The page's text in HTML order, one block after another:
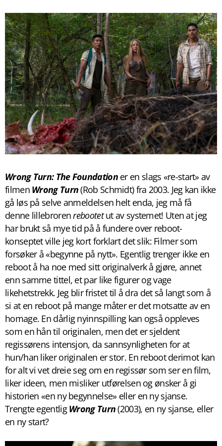
Wrong Turn: The Foundationer en slags «re-start» av
filmen Wrong Turn(Rob Schmidt) fra 2003. Jeg kan ikke
gå løs på selve anmeldelsen helt enda, jeg må få
denne lillebrorenrebootetut av systemet! Uten at jeg
har brukt så mye tid på å fundere over reboot-
konseptet ville jeg kort forklart det slik: Filmer som
forsøker å «begynne på nytt». Egentlig trenger ikke en
reboot å ha noe med sitt originalverk å gjøre, annet
enn samme tittel, et par like figurer og vage
likehetstrekk. Jeg blir fristet til å dra det så langt som å
si at en reboot på mange måter er det motsatte av en
homage. En dårlig nyinnspilling kan også oppleves
som en hån til originalen, men det er sjeldent
regissørens intensjon, da sannsynligheten for at
hun/han liker originalen er stor. En reboot derimot kan
for alt vi vet dreie seg om en regissør som ser en film,
liker ideen, men misliker utførelsen og ønsker å gi
historien «en ny begynnelse» eller en ny sjanse.
Trengte egentligWrong Turn(2003), en ny sjanse, eller
en ny start?